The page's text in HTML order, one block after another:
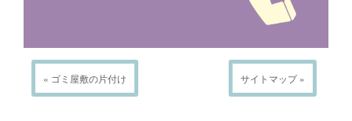
« ゴミ屋敷の片付け サイトマップ »